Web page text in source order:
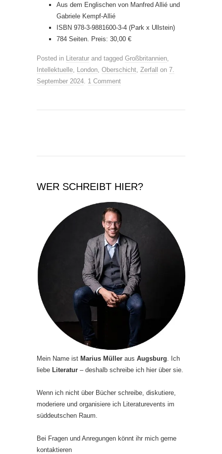
Aus dem Englischen von Manfred Allié und
Gabriele Kempf-Allié
ISBN 978-3-9881600-3-4 (Park x Ullstein)
784 Seiten. Preis: 30,00 €
Posted in Literatur and tagged Großbritannien
Intellektuelle
London Oberschicht Zerfall on 7.
September 2024 1 Comment
WER SCHREIBT HIER?
Mein Name ist Marius Müller aus Augsburg . Ich
liebe Literatur – deshalb schreibe ich hier über sie.
Wenn ich nicht über Bücher schreibe, diskutiere,
moderiere und organisiere ich Literaturevents im
süddeutschen Raum.
Bei Fragen und Anregungen könnt ihr mich gerne
kontaktieren